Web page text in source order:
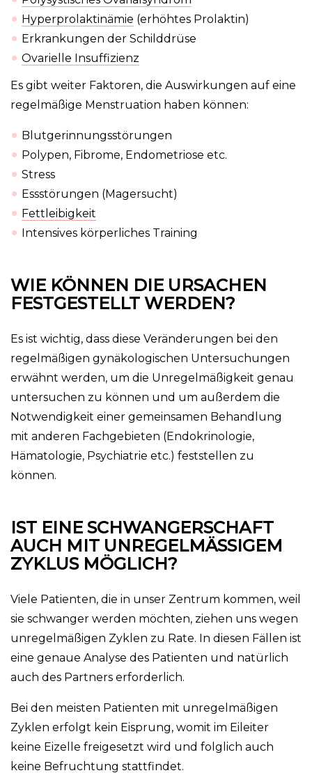
Hyperprolaktinämie (erhöhtes Prolaktin)
Erkrankungen der Schilddrüse
Ovarielle Insuffizienz
Es gibt weiter Faktoren, die Auswirkungen auf eine
regelmäßige Menstruation haben können:
Blutgerinnungsstörungen
Polypen, Fibrome, Endometriose etc.
Stress
Essstörungen (Magersucht)
Fettleibigkeit
Intensives körperliches Training
WIE KÖNNEN DIE URSACHEN
FESTGESTELLT WERDEN?
Es ist wichtig, dass diese Veränderungen bei den
regelmäßigen gynäkologischen Untersuchungen
erwähnt werden, um die Unregelmäßigkeit genau
untersuchen zu können und um außerdem die
Notwendigkeit einer gemeinsamen Behandlung
mit anderen Fachgebieten (Endokrinologie,
Hämatologie, Psychiatrie etc.) feststellen zu
können.
IST EINE SCHWANGERSCHAFT
AUCH MIT UNREGELMÄSSIGEM Z
YKLUS MÖGLICH?
Viele Patienten, die in unser Zentrum kommen, weil
sie schwanger werden möchten, ziehen uns wegen
unregelmäßigen Zyklen zu Rate. In diesen Fällen ist
eine genaue Analyse des Patienten und natürlich
auch des Partners erforderlich.
Bei den meisten Patienten mit unregelmäßigen
Zyklen erfolgt kein Eisprung, womit im Eileiter
keine Eizelle freigesetzt wird und folglich auch
keine Befruchtung stattfindet.